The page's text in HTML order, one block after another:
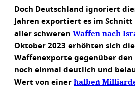
Doch Deutschland ignoriert
Jahren exportiert es im
aller schweren Waffen nach
Oktober 2023 erhöhten sich
Waffenexporte gegenüber
noch einmal deutlich und
Wert von einer halben